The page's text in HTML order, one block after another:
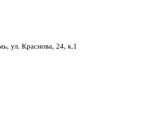
ул. Краснова, 24, к.1